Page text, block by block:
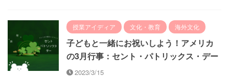
授業アイディア 文化・教育 海外文化
子どもと一緒にお祝いしよう！アメリカ
の3月行事：セント・パトリックス・デー
2023/3/15